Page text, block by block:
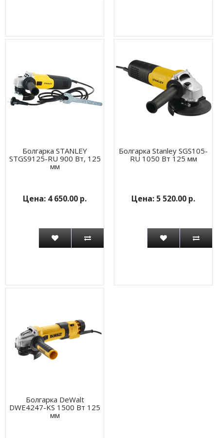
Болгарка STANLEY
STGS9125-RU 900 Вт, 125
мм
4 650.00 р.
Болгарка Stanley SGS105-
RU 1050 Вт 125 мм
5 520.00 р.
Болгарка DeWalt
DWE4247-KS 1500 Вт 125
мм